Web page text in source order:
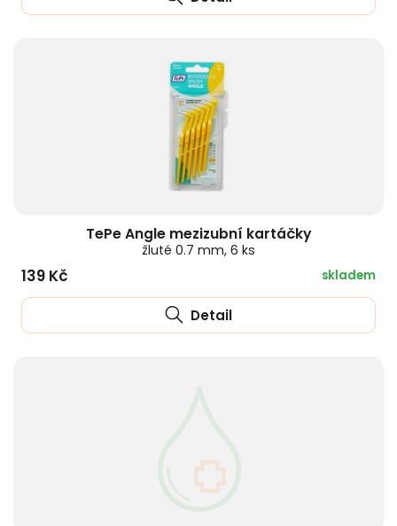
TePe Angle mezizubní kartáčky
žluté 0.7 mm, 6 ks
139 Kč skladem
Detail